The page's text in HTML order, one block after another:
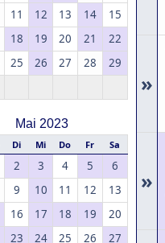
11 12 13 14
15
18 19 20 21
22
25 26 27 28
29
Mai 2023
Di Mi Do Fr Sa
2 3 4 5
6
9 10 11 12
13
16 17 18 19
20
23 24 25 26 27
»
»